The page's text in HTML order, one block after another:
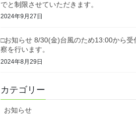
でと制限させていただきます。
2024年9月27日
□お知らせ 8/30(金)台風のため13:00から受
察を行います。
2024年8月29日
カテゴリー
お知らせ